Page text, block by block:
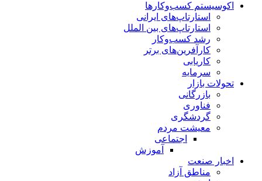
اکوسیستم کسب‌وکارها
استارتاپ‌های ایرانی
استارتاپ‌های بین الملل
رشد کسب‌وکار
کارآفرین‌های برتر
کاریابی
سرمایه
تحولات بازار
بازرگانی
فناوری
گردشگری
معیشت مردم
اجتماعی
آموزش
اخبار صنعت
مناطق آزاد